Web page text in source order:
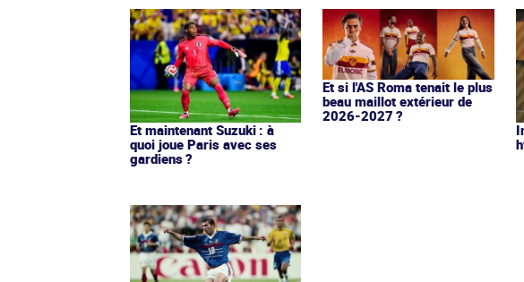
Et maintenant Suzuki : à
quoi joue Paris avec ses
gardiens ?
Et si l'AS Roma tenait le plus
beau maillot extérieur de
2026-2027 ?